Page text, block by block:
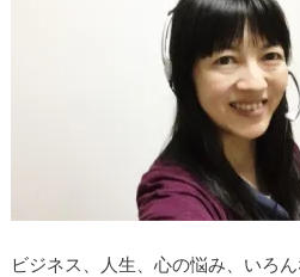
ビジネス、人生、心の悩み、いろ